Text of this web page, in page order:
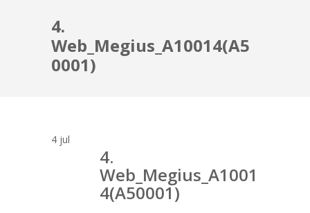
4.
Web_Megius_A10014(A5
0001)
4 jul
4.
Web_Megius_A1001
4(A50001)